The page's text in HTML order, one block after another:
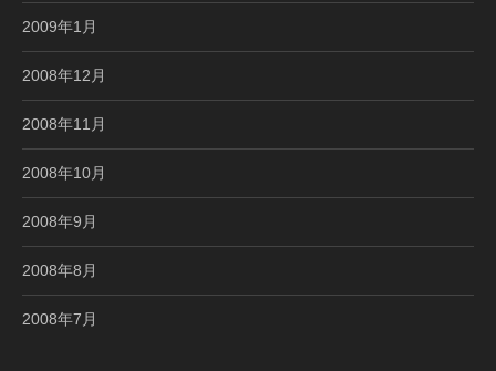
2009年1月
2008年12月
2008年11月
2008年10月
2008年9月
2008年8月
2008年7月